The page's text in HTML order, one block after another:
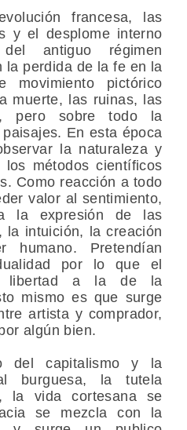
francesa, las
y el desplome interno
antiguo régimen
la perdida de la fe en la
movimiento pictórico
muerte, las ruinas, las
pero sobre todo la
En esta época
la naturaleza y
métodos científicos
Como reacción a todo
valor al sentimiento,
la expresión de las
la intuición, la creación
Pretendían
por lo que el
libertad a la de la
mismo es que surge
artista y comprador,
algún bien.
del capitalismo y la
burguesa, la tutela
la vida cortesana se
se mezcla con la